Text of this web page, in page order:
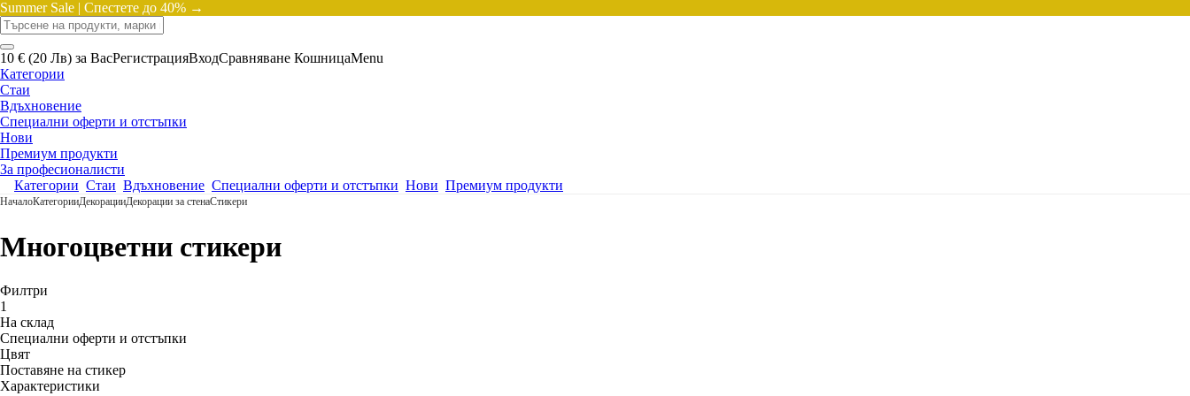
Summer Sale | Спестете до 40% →
10 € (20 Лв) за ВасРегистрацияВходСравняване КошницаMenu
Категории
Стаи
Вдъхновение
Специални оферти и отстъпки
Нови
Премиум продукти
За професионалисти
Категории Стаи Вдъхновение Специални оферти и отстъпки Нови Премиум продукти
НачалоКатегорииДекорацииДекорации за стенаСтикери
Многоцветни стикери
Филтри
1
На склад
Специални оферти и отстъпки
Цвят
Поставяне на стикер
Характеристики